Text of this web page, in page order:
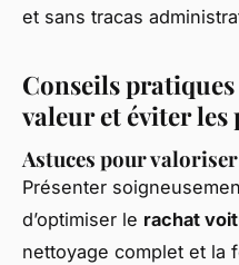
et sans tracas
Conseils
valeur et éviter les
Astuces pour
Présenter
d’optimiser le rachat
nettoyage complet et la